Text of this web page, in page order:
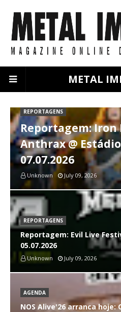
METAL
REPORTAGENS
Reportagem: Iron
Anthrax @
07.07.2026
Unknown July 09, 2026
REPORTAGENS
Reportagem: Evil Live
05.07.2026
Unknown July 09, 2026
AGENDA
NOS Alive'26 arranca hoje: